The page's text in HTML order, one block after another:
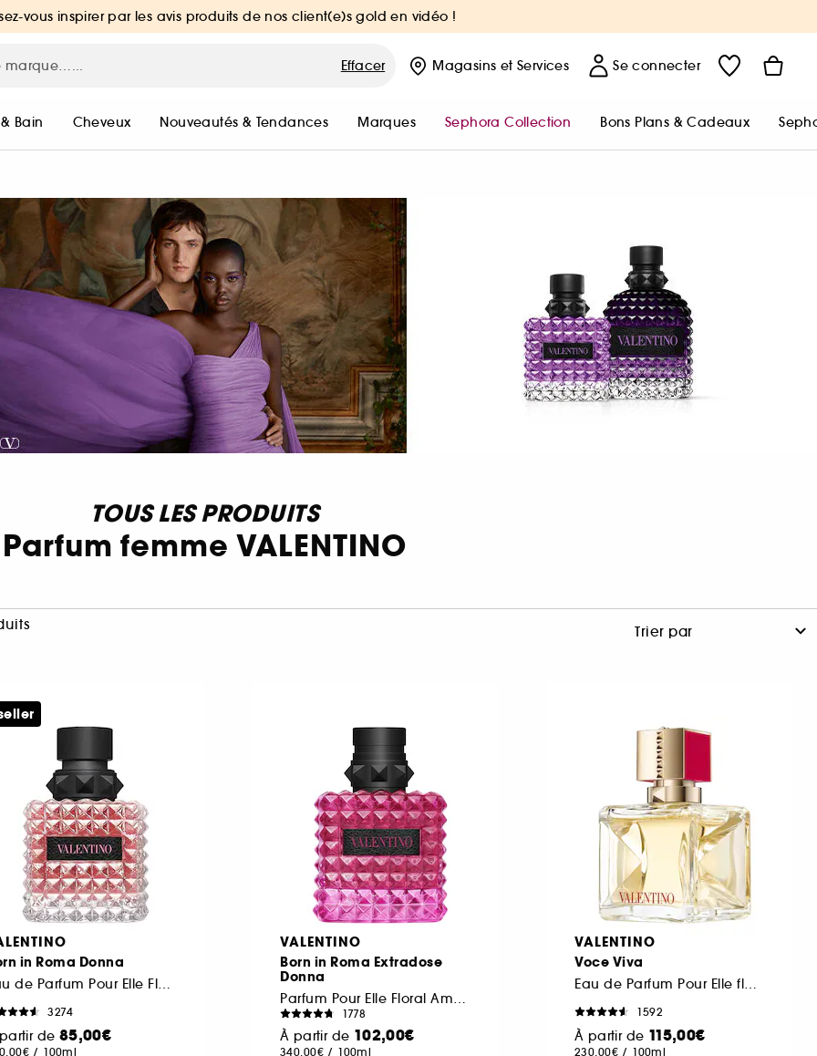
vous inspirer par les avis produits de nos client(e)s gold en vidéo !
Effacer Magasins et Services Se connecter
Bain Cheveux Nouveautés & Tendances Marques Sephora Collection Bons Plans & Cadeaux
TOUS LES PRODUITS
Parfum femme VALENTINO
in Roma Donna
Eau de Parfum Pour Elle Florale Ambrée Boisée
3274
de 85,00€
/ 100ml
VALENTINO
Born in Roma Extradose
Donna
Parfum Pour Elle Floral Ambré
1778
À partir de 102,00€
340,00€ / 100ml
VALENTINO
Voce Viva
Eau de Parfum Pour Elle floral oriental
1592
À partir de 115,00€
230,00€ / 100ml